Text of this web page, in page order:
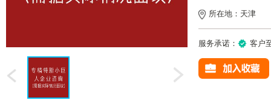
所在地：天津
服务承诺： 客户